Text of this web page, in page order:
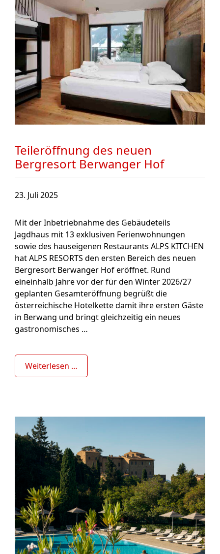
Teileröffnung des neuen
Bergresort Berwanger Hof
23. Juli 2025
Mit der Inbetriebnahme des Gebäudeteils
Jagdhaus mit 13 exklusiven Ferienwohnungen
sowie des hauseigenen Restaurants ALPS KITCHEN
hat ALPS RESORTS den ersten Bereich des neuen
Bergresort Berwanger Hof eröffnet. Rund
eineinhalb Jahre vor der für den Winter 2026/27
geplanten Gesamteröffnung begrüßt die
österreichische Hotelkette damit ihre ersten Gäste
in Berwang und bringt gleichzeitig ein neues
gastronomisches …
Weiterlesen …